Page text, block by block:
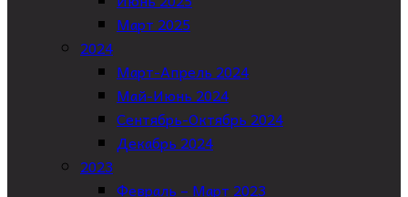
Март 2025
2024
Март-Апрель 2024
Май-Июнь 2024
Сентябрь-Октябрь 2024
Декабрь 2024
2023
Февраль – Март 2023